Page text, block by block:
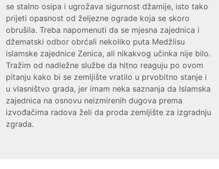
se stalno osipa i ugrožava sigurnost džamije, isto tako
prijeti opasnost od željezne ograde koja se skoro
obrušila. Treba napomenuti da se mjesna zajednica i
džematski odbor obrćali nekoliko puta Medžlisu
islamske zajednice Zenica, ali nikakvog učinka nije bilo.
Tražim od nadležne službe da hitno reaguju po ovom
pitanju kako bi se zemljište vratilo u prvobitno stanje i
u vlasništvo grada, jer imam neka saznanja da Islamska
zajednica na osnovu neizmirenih dugova prema
izvođačima radova želi da proda zemljište za izgradnju
zgrada.